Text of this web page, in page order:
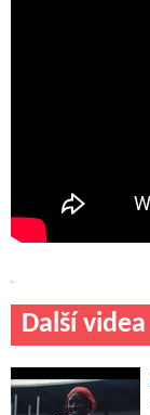
Další videa